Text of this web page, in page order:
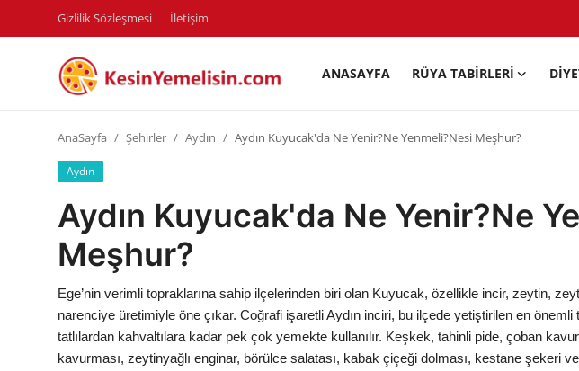
Gizlilik Sözleşmesi İletişim
ANASAYFA RÜYA TABIRLERI
Diyet & Sağlıklı Beslenme
Şehirler
Helal Gıda & Dini Hükümler
AnaSayfa Şehirler Aydın Aydın Kuyucak'da Ne Yenir?Ne Yenmeli?Nesi Meşhur?
Aydın
Aydın Kuyucak'da Ne Yenir?Ne
Meşhur?
Ege’nin verimli topraklarına sahip ilçelerinden biri olan Kuyucak, özellikle incir, zeytin,
narenciye üretimiyle öne çıkar. Coğrafi işaretli Aydın inciri, bu ilçede yetiştirilen en önemli
tatlılardan kahvaltılara kadar pek çok yemekte kullanılır. Keşkek, tahinli pide, çoban
kavurması, zeytinyağlı enginar, börülce salatası, kabak çiçeği dolması, kestane şekeri